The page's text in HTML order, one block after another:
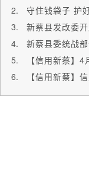
守住钱袋子 护
新蔡县发改委
新蔡县委统战
【信用新蔡】
【信用新蔡】